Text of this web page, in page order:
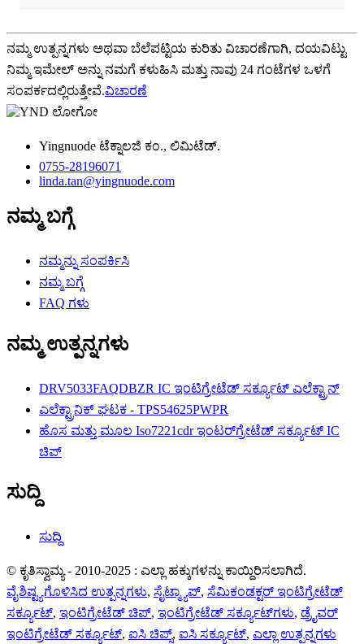
ನಮ್ಮ ಉತ್ಪನ್ನಗಳು ಅಥವಾ ಬೆಲೆಪಟ್ಟಿಯ ಕುರಿತು ವಿಚಾರಣೆಗಾಗಿ, ದಯವಿಟ್ಟು
ನಿಮ್ಮ ಇಮೇಲ್ ಅನ್ನು ನಮಗೆ ಕಳುಹಿಸಿ ಮತ್ತು ನಾವು 24 ಗಂಟೆಗಳ ಒಳಗೆ
ಸಂಪರ್ಕದಲ್ಲಿರುತ್ತೇವೆ.ವಿಚಾರಣೆ
Yingnuode ಟೆಕ್ನಾಲಜಿ ಕಂ., ಲಿಮಿಟೆಡ್.
0755-28196071
linda.tan@yingnuode.com
ನಮ್ಮ ಬಗ್ಗೆ
ನಮ್ಮನ್ನು ಸಂಪರ್ಕಿಸಿ
ನಮ್ಮ ಬಗ್ಗೆ
FAQ ಗಳು
ನಮ್ಮ ಉತ್ಪನ್ನಗಳು
DRV5033FAQDBZR IC ಇಂಟಿಗ್ರೇಟೆಡ್ ಸರ್ಕ್ಯೂಟ್ ಎಲೆಕ್ಟ್ರಾನ್
ಎಲೆಕ್ಟ್ರಾನಿಕ್ ಘಟಕ - TPS54625PWPR
ಹೊಸ ಮತ್ತು ಮೂಲ Iso7221cdr ಇಂಟರ್‌ಗ್ರೇಟೆಡ್ ಸರ್ಕ್ಯೂಟ್ IC
ಚಿಪ್
ಸುದ್ದಿ
ಸುದ್ದಿ
© ಕೃತಿಸ್ವಾಮ್ಯ - 2010-2025 : ಎಲ್ಲಾ ಹಕ್ಕುಗಳನ್ನು ಕಾಯ್ದಿರಿಸಲಾಗಿದೆ.
ವೈಶಿಷ್ಟ್ಯಗೊಳಿಸಿದ ಉತ್ಪನ್ನಗಳು, ಸೈಟ್ಮ್ಯಾಪ್, ಸೆಮಿಕಂಡಕ್ಟರ್ ಇಂಟಿಗ್ರೇಟೆಡ್
ಸರ್ಕ್ಯೂಟ್, ಇಂಟಿಗ್ರೇಟೆಡ್ ಚಿಪ್, ಇಂಟಿಗ್ರೇಟೆಡ್ ಸರ್ಕ್ಯೂಟ್‌ಗಳು, ಡ್ರೈವರ್
ಇಂಟಿಗ್ರೇಟೆಡ್ ಸರ್ಕ್ಯೂಟ್, ಐಸಿ ಚಿಪ್ಸ್, ಐಸಿ ಸರ್ಕ್ಯೂಟ್, ಎಲ್ಲಾ ಉತ್ಪನ್ನಗಳು